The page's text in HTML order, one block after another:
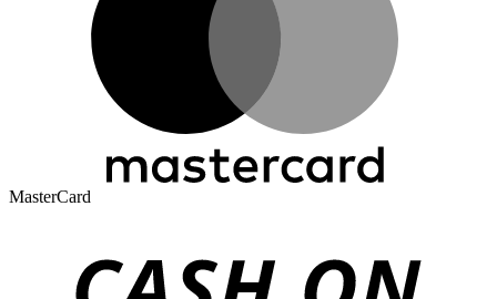
MasterCard